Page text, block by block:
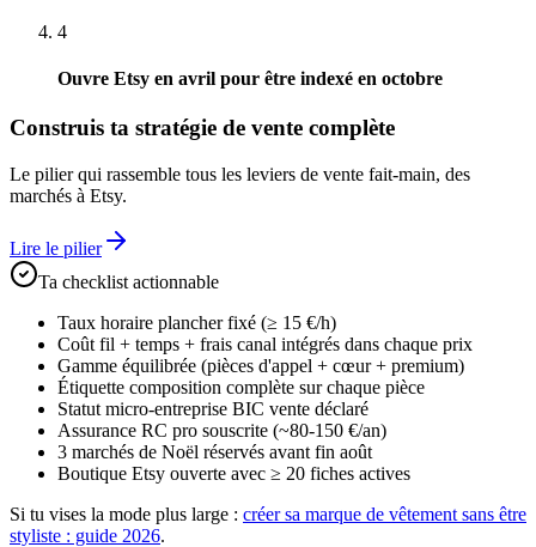
4
Ouvre Etsy en avril pour être indexé en octobre
Construis ta stratégie de vente complète
Le pilier qui rassemble tous les leviers de vente fait-main, des
marchés à Etsy.
Lire le pilier
Ta checklist actionnable
Taux horaire plancher fixé (≥ 15 €/h)
Coût fil + temps + frais canal intégrés dans chaque prix
Gamme équilibrée (pièces d'appel + cœur + premium)
Étiquette composition complète sur chaque pièce
Statut micro-entreprise BIC vente déclaré
Assurance RC pro souscrite (~80-150 €/an)
3 marchés de Noël réservés avant fin août
Boutique Etsy ouverte avec ≥ 20 fiches actives
Si tu vises la mode plus large : créer sa marque de vêtement sans être
styliste : guide 2026.